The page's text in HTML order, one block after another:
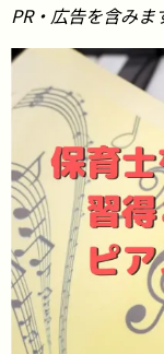
PR・広告を含みま